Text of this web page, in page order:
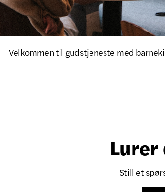
Velkommen til gudstjeneste med
Lurer
Still et